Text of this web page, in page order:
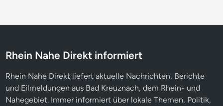
Rhein Nahe Direkt informiert
Rhein Nahe Direkt liefert aktuelle Nachrichten, Berichte
und Eilmeldungen aus Bad Kreuznach, dem Rhein- und
Nahegebiet. Immer informiert über lokale Themen, Politik,